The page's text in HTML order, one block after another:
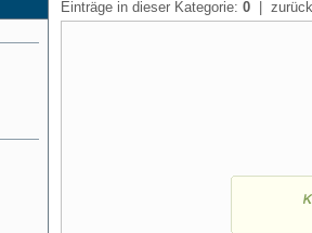
Einträge in dieser Kategorie: 0 |